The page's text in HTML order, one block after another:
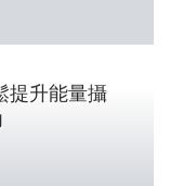
提升能量攝